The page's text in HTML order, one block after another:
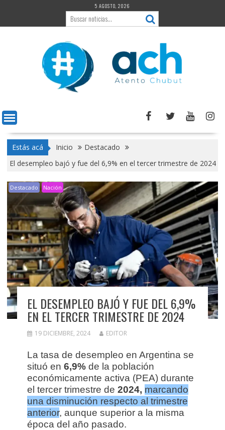
contenido
5 AGOSTO, 2026
Estás acá Inicio
Destacado
El desempleo bajó y fue del 6,9% en el tercer trimestre de 2024
Destacado Nación
EL DESEMPLEO BAJÓ Y FUE DEL 6,9%
EN EL TERCER TRIMESTRE DE 2024
19 DICIEMBRE, 2024 EDITOR
La tasa de desempleo en Argentina se
situó en 6,9%de la población
económicamente activa (PEA) durante
el tercer trimestre de 2024, marcando
una disminución respecto al trimestre
anterior, aunque superior a la misma
época del año pasado.